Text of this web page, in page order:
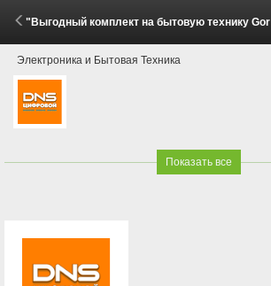
"Выгодный комплект на бытовую технику Gorenje и Hisense!" (22 Апреля - 11 Мая 2026)
Электроника и Бытовая Техника
Показать все